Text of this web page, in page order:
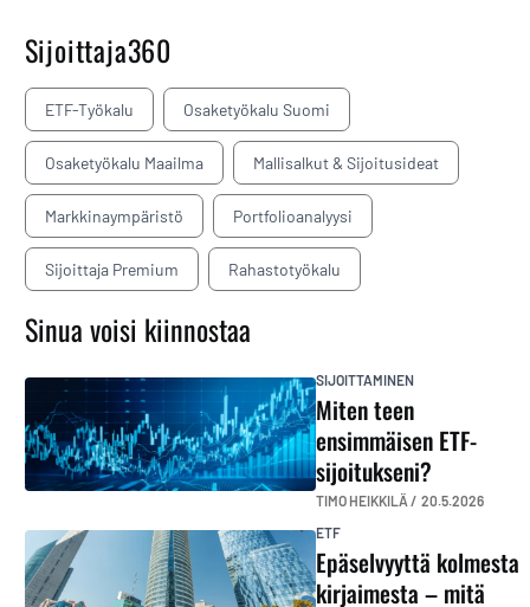
Sijoittaja360
ETF-Työkalu Osaketyökalu Suomi
Osaketyökalu Maailma Mallisalkut & Sijoitusideat
Markkinaympäristö Portfolioanalyysi
Sijoittaja Premium Rahastotyökalu
Sinua voisi kiinnostaa
SIJOITTAMINEN
Miten teen
ensimmäisen ETF-
sijoitukseni?
TIMO HEIKKILÄ / 20.5.2026
ETF
Epäselvyyttä kolmesta
kirjaimesta – mitä